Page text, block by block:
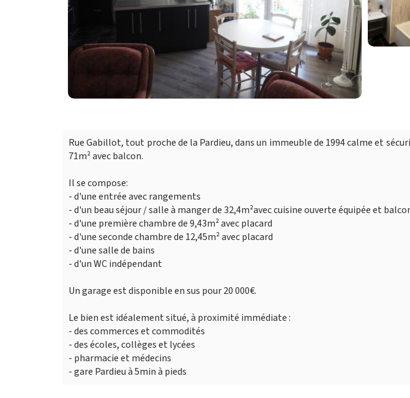
Rue Gabillot, tout proche de la Pardieu, dans un immeuble de 1994 calme et
71m² avec balcon.
Il se compose:
- d'une entrée avec rangements
- d'un beau séjour / salle à manger de 32,4m²avec cuisine ouverte équipée et
- d'une première chambre de 9,43m² avec placard
- d'une seconde chambre de 12,45m² avec placard
- d'une salle de bains
- d'un WC indépendant
Un garage est disponible en sus pour 20 000€.
Le bien est idéalement situé, à proximité immédiate :
- des commerces et commodités
- des écoles, collèges et lycées
- pharmacie et médecins
- gare Pardieu à 5min à pieds